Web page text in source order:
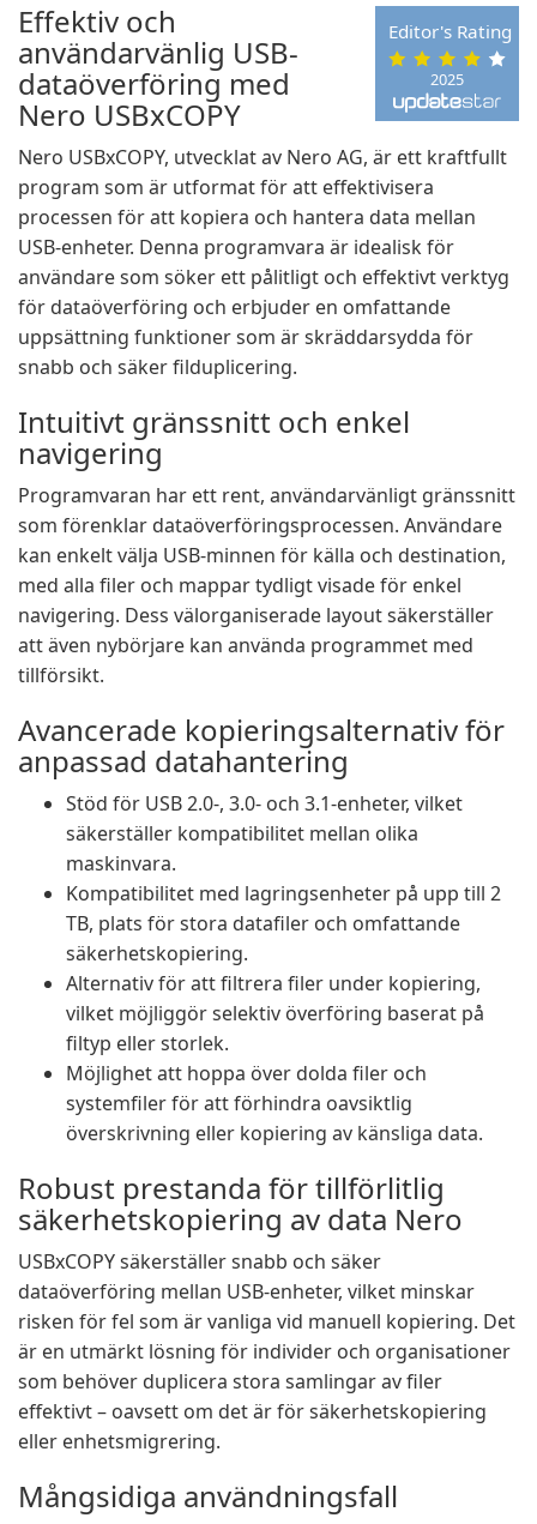
2025
Editor's Rating
Effektiv och
användarvänlig USB-
dataöverföring med
Nero USBxCOPY
Nero USBxCOPY, utvecklat av Nero AG, är ett kraftfullt
program som är utformat för att effektivisera
processen för att kopiera och hantera data mellan
USB-enheter. Denna programvara är idealisk för
användare som söker ett pålitligt och effektivt verktyg
för dataöverföring och erbjuder en omfattande
uppsättning funktioner som är skräddarsydda för
snabb och säker filduplicering.
Intuitivt gränssnitt och enkel
navigering
Programvaran har ett rent, användarvänligt gränssnitt
som förenklar dataöverföringsprocessen. Användare
kan enkelt välja USB-minnen för källa och destination,
med alla filer och mappar tydligt visade för enkel
navigering. Dess välorganiserade layout säkerställer
att även nybörjare kan använda programmet med
tillförsikt.
Avancerade kopieringsalternativ för
anpassad datahantering
Stöd för USB 2.0-, 3.0- och 3.1-enheter, vilket
säkerställer kompatibilitet mellan olika
maskinvara.
Kompatibilitet med lagringsenheter på upp till 2
TB, plats för stora datafiler och omfattande
säkerhetskopiering.
Alternativ för att filtrera filer under kopiering,
vilket möjliggör selektiv överföring baserat på
filtyp eller storlek.
Möjlighet att hoppa över dolda filer och
systemfiler för att förhindra oavsiktlig
överskrivning eller kopiering av känsliga data.
Robust prestanda för tillförlitlig
säkerhetskopiering av data Nero
USBxCOPY säkerställer snabb och säker
dataöverföring mellan USB-enheter, vilket minskar
risken för fel som är vanliga vid manuell kopiering. Det
är en utmärkt lösning för individer och organisationer
som behöver duplicera stora samlingar av filer
effektivt – oavsett om det är för säkerhetskopiering
eller enhetsmigrering.
Mångsidiga användningsfall